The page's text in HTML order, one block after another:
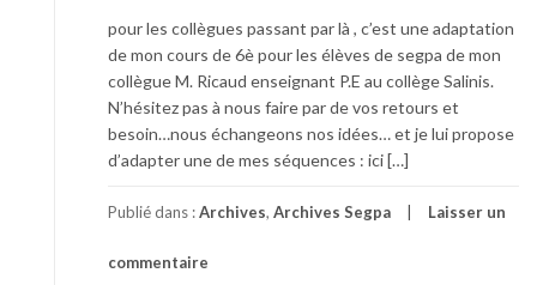
pour les collègues passant par là , c’est une adaptation
de mon cours de 6è pour les élèves de segpa de mon
collègue M. Ricaud enseignant P.E au collège Salinis.
N’hésitez pas à nous faire par de vos retours et
besoin…nous échangeons nos idées… et je lui propose
d’adapter une de mes séquences : ici […]
Publié dans :Archives, Archives Segpa Laisser un
commentaire